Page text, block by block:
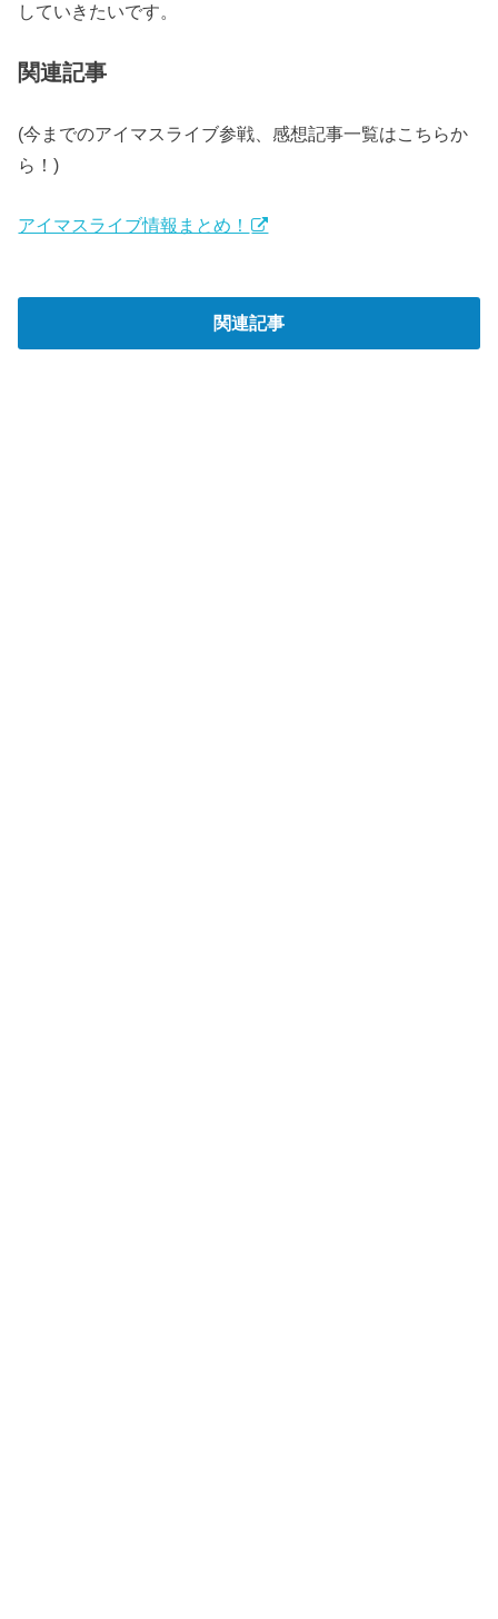
していきたいです。
関連記事
(今までのアイマスライブ参戦、感想記事一覧はこちらか
ら！)
アイマスライブ情報まとめ！
関連記事